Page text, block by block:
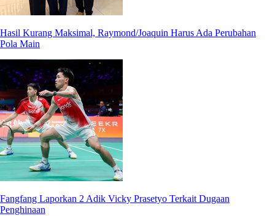
Hasil Kurang Maksimal, Raymond/Joaquin Harus Ada Perubahan
Pola Main
Fangfang Laporkan 2 Adik Vicky Prasetyo Terkait Dugaan
Penghinaan